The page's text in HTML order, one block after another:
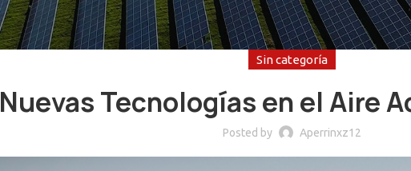
Sin categoría
Nuevas Tecnologías en el Aire
Posted by Aperrinxz12